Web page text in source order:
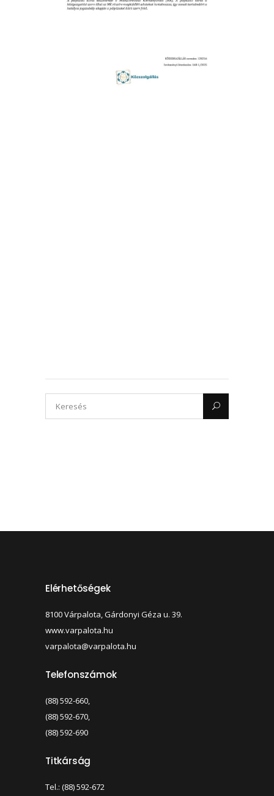
Elérhetőségek
8100 Várpalota, Gárdonyi Géza u. 39.
www.varpalota.hu
varpalota@varpalota.hu
Telefonszámok
(88) 592-660,
(88) 592-670,
(88) 592-690
Titkárság
Tel.: (88) 592-672